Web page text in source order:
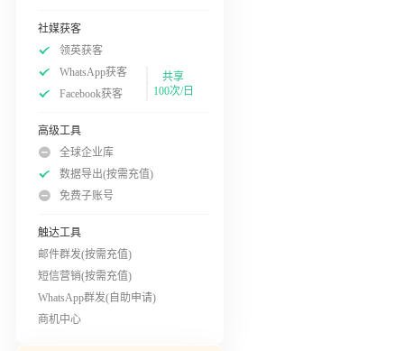
社媒获客
领英获客
WhatsApp获客
Facebook获客
共享
100次/日
高级工具
全球企业库
数据导出(按需充值)
免费子账号
触达工具
邮件群发(按需充值)
短信营销(按需充值)
WhatsApp群发(自助申请)
商机中心